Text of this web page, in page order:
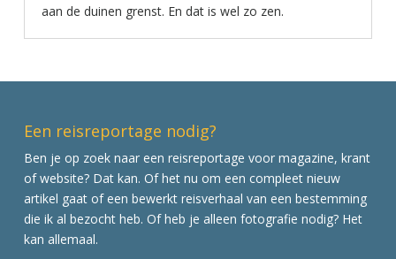
aan de duinen grenst. En dat is wel zo zen.
Een reisreportage nodig?
Ben je op zoek naar een reisreportage voor magazine, krant
of website? Dat kan. Of het nu om een compleet nieuw
artikel gaat of een bewerkt reisverhaal van een bestemming
die ik al bezocht heb. Of heb je alleen fotografie nodig? Het
kan allemaal.